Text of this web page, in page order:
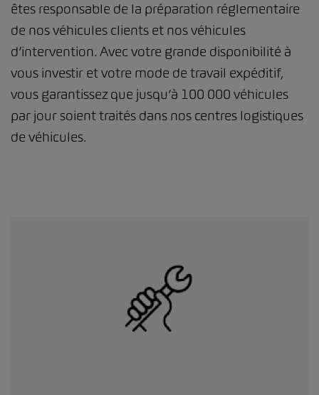
êtes responsable de la préparation réglementaire
de nos véhicules clients et nos véhicules
d’intervention. Avec votre grande disponibilité à
vous investir et votre mode de travail expéditif,
vous garantissez que jusqu’à 100 000 véhicules
par jour soient traités dans nos centres logistiques
de véhicules.